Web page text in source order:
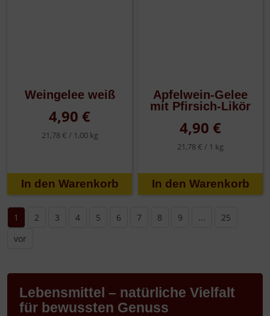
Weingelee weiß
4,90 €
21,78 € / 1,00 kg
Apfelwein-Gelee
mit Pfirsich-Likör
4,90 €
21,78 € / 1 kg
1 2 3 4 5 6 7 8 9 ...
25
vor
Lebensmittel – natürliche Vielfalt
für bewussten Genuss